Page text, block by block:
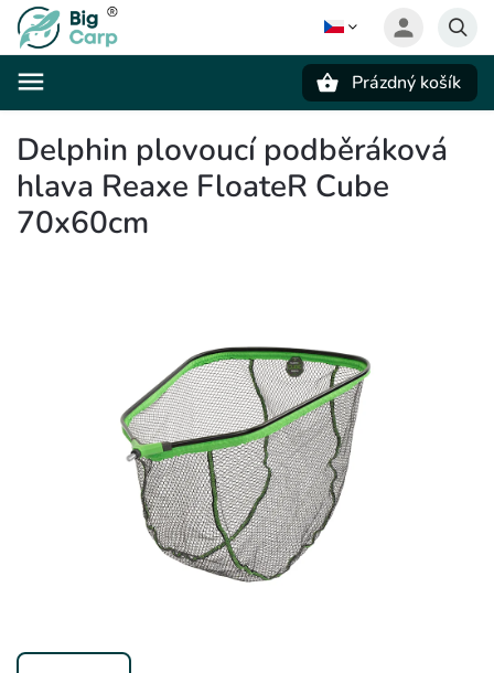
Prázdný košík
Delphin plovoucí podběráková
hlava Reaxe FloateR Cube
70x60cm